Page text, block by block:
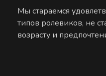
Мы стараемся
типов ролевиков, не
возрасту и